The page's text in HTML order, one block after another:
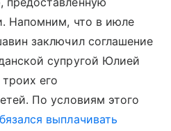
Напомним, что в июле
заключил соглашение
супругой Юлией
его
По условиям этого
выплачивать